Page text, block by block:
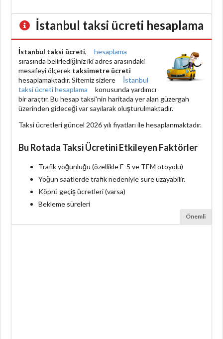
İstanbul taksi ücreti hesaplama
İstanbul taksi ücreti,
hesaplama
sırasında belirlediğiniz iki adres arasındaki
mesafeyi ölçerek taksimetre ücreti
hesaplamaktadır. Sitemiz sizlere
İstanbul
taksi ücreti hesaplama
konusunda yardımcı
bir araçtır. Bu hesap taksi'nin haritada yer alan güzergah
üzerinden gideceği var sayılarak oluşturulmaktadır.
Taksi ücretleri güncel 2026 yılı fiyatları ile hesaplanmaktadır.
Bu Rotada Taksi Ücretini Etkileyen Faktörler
Trafik yoğunluğu (özellikle E-5 ve TEM otoyolu)
Yoğun saatlerde trafik nedeniyle süre uzayabilir.
Köprü geçiş ücretleri (varsa)
Bekleme süreleri
Önemli